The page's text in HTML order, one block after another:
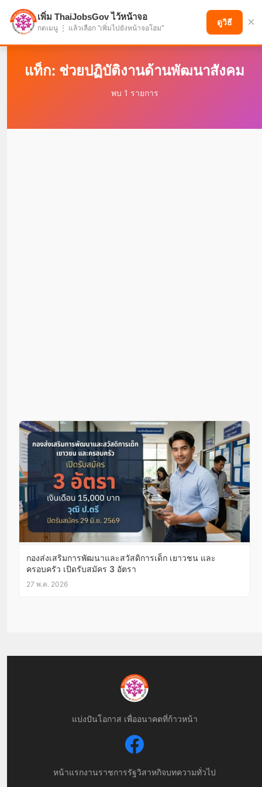
แบ่งปันโอกาส เพื่ออนาคตที่ก้าวหน้า
แท็ก: ช่วยปฏิบัติงานด้านพัฒนาสังคม
พบ 1 รายการ
กองส่งเสริมการพัฒนาและสวัสดิการเด็ก เยาวชน และ
ครอบครัว เปิดรับสมัคร 3 อัตรา
27 พ.ค. 2026
แบ่งปันโอกาส เพื่ออนาคตที่ก้าวหน้า
หน้าแรกงานราชการรัฐวิสาหกิจบทความทั่วไป
เพิ่ม ThaiJobsGov ไว้หน้าจอ
กดเมนู ⋮ แล้วเลือก "เพิ่มไปยังหน้าจอโฮม"
ดูวิธี ×